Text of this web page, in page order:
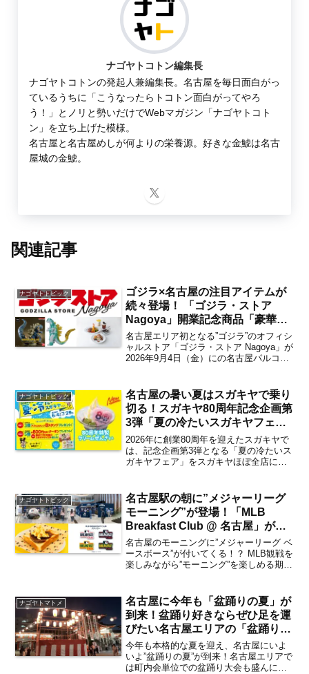
ナゴヤトコトン編集長
ナゴヤトコトンの発起人兼編集長。名古屋を毎日面白がっ
ているうちに「こうなったらトコトン面白がってやろ
う！」とノリと勢いだけでWebマガジン「ナゴヤトコト
ン」を立ち上げた模様。
名古屋と名古屋めしが何よりの栄養源。好きな金鯱は名古
屋城の金鯱。
関連記事
ナゴヤトトピック
ゴジラ×名古屋の注目アイテムが
続々登場！ 「ゴジラ・ストア
Nagoya」開業記念商品「豪華絢
爛Nagoya GOLD collection」の
発売が決定 ”名古屋城イメー
ジ”のゴジラソフビや限定コラボ
は？【矢場町・栄】
名古屋エリア初となる”ゴジラ”のオフィシ
ャルストア「ゴジラ・ストア Nagoya」が
2026年9月4日（金）にの名古屋パルコ西
作『ゴジラ-0.0』 のゴジラ全身立...
ナゴヤトトピック
名古屋の暑い夏はスガキヤで乗り
切る！スガキヤ80周年記念企画第
3弾「夏の冷たいスガキヤフェ
ア」が2026年6月4日よりスター
ト 気になる新メニューは？【名
古屋発】
2026年に創業80周年を迎えたスガキヤで
は、記念企画第3弾となる「夏の冷たいス
ガキヤフェア」をスガキヤほぼ全店にて
や「夏を乗り切る冷たい麺」の新メニュ
ー3種が発売され...
ナゴヤトトピック
名古屋駅の朝に”メジャーリーグ
モーニング”が登場！「MLB
Breakfast Club @ 名古屋」が
2026年8月24日よりJRゲートタ
ワー1階イベントスペースにて開
催 8月5日からは「MLB
目のメニュー＆見どころは？【名
古屋駅】
名古屋のモーニングに”メジャーリーグ ベ
ースボース”が付いてくる！？ MLB観戦を
楽しみながら”モーニング”を楽しめる期間
日（日）まで、...
ナゴヤトマトメ
名古屋に今年も「盆踊りの夏」が
到来！盆踊り好きならぜひ足を運
びたい名古屋エリアの「盆踊り大
会」厳選7＋2選【2026年7月～8
月分／まとめ】
今年も本格的な夏を迎え、名古屋にいよ
いよ”盆踊りの夏”が到来！名古屋エリアで
は町内会単位での盆踊り大会も盛んに行